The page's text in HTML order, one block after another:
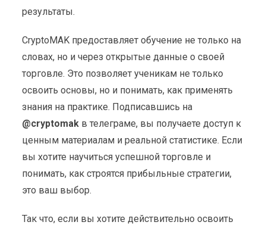
результаты.
CryptoMAK предоставляет обучение не только на
словах, но и через открытые данные о своей
торговле. Это позволяет ученикам не только
освоить основы, но и понимать, как применять
знания на практике. Подписавшись на
@cryptomak в телеграме, вы получаете доступ к
ценным материалам и реальной статистике. Если
вы хотите научиться успешной торговле и
понимать, как строятся прибыльные стратегии,
это ваш выбор.
Так что, если вы хотите действительно освоить